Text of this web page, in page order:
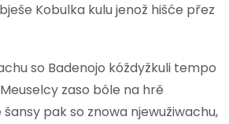
Kobulka kulu jenož hišće přez
so Badenojo kóždyžkuli tempo
zaso bóle na hrě
pak so znowa njewužiwachu,